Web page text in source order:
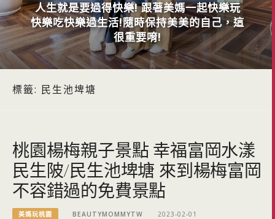
人生就是要過得快樂! 跟著美媽一起快樂玩
快樂吃快樂過生活!隨時保持美美的自己，這
很重要唷!
標籤: 民生池埤塘
桃園楊梅親子景點 幸福富岡水漾
民生陂/民生池埤塘 來到楊梅富岡
不容錯過的免費景點
美媽玩桃園 BEAUTYMOMMYTW 2023-02-01